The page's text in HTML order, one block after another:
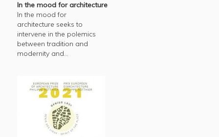
In the mood for architecture
In the mood for
architecture seeks to
intervene in the polemics
between tradition and
modernity and...